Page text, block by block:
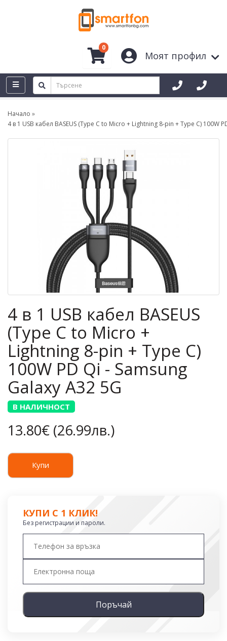
Моят профил
0
Начало
4 в 1 USB кабел BASEUS (Type C to Micro + Lightning 8-pin + Type C) 100W
4 в 1 USB кабел BASEUS
(Type C to Micro +
Lightning 8-pin + Type C)
100W PD Qi - Samsung
Galaxy A32 5G
В НАЛИЧНОСТ
13.80€ (26.99лв.)
Купи
КУПИ С 1 КЛИК!
Без регистрации и пароли.
Поръчай